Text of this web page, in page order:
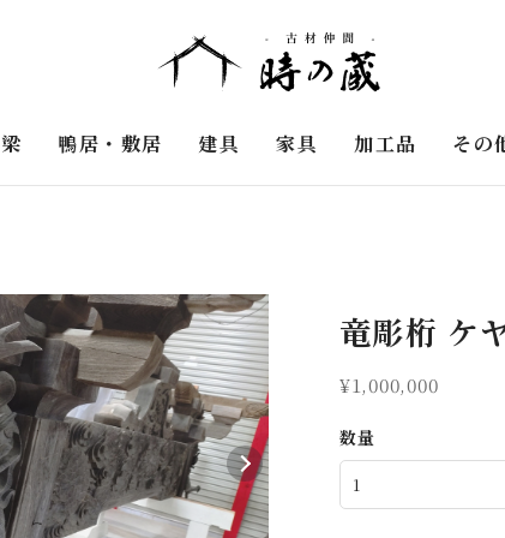
鴨居・敷居 建具 家具 加工品 その
竜彫桁 ケ
¥1,000,000
数量